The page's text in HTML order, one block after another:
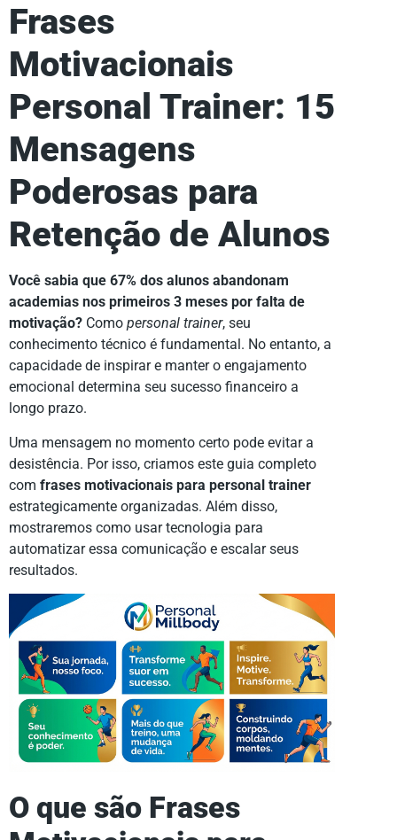
Frases
Motivacionais
Personal Trainer: 15
Mensagens
Poderosas para
Retenção de Alunos
Você sabia que 67% dos alunos abandonam
academias nos primeiros 3 meses por falta de
motivação? Como personal trainer, seu
conhecimento técnico é fundamental. No entanto, a
capacidade de inspirar e manter o engajamento
emocional determina seu sucesso financeiro a
longo prazo.
Uma mensagem no momento certo pode evitar a
desistência. Por isso, criamos este guia completo
com frases motivacionais para personal trainer
estrategicamente organizadas. Além disso,
mostraremos como usar tecnologia para
automatizar essa comunicação e escalar seus
resultados.
O que são Frases